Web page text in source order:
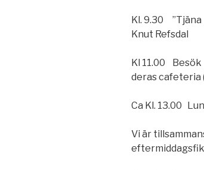
Kl. 9.30 ”Tjäna
Knut Refsdal
Kl 11.00 Besök
deras cafeteria
Ca Kl. 13.00
Vi är